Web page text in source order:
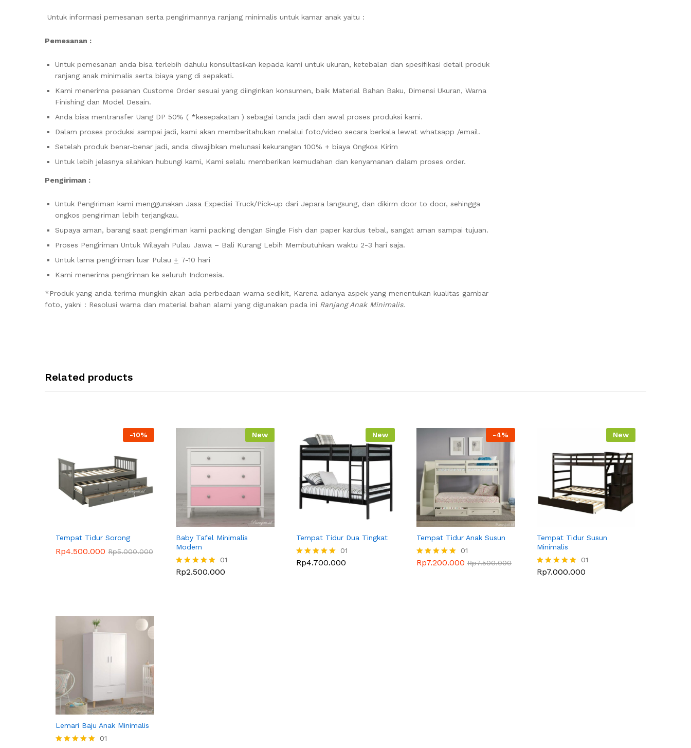
Untuk informasi pemesanan serta pengirimannya ranjang minimalis untuk kamar anak yaitu :
Pemesanan :
Untuk pemesanan anda bisa terlebih dahulu konsultasikan kepada kami untuk ukuran, ketebalan dan spesifikasi detail produk
ranjang anak minimalis serta biaya yang di sepakati.
Kami menerima pesanan Custome Order sesuai yang diinginkan konsumen, baik Material Bahan Baku, Dimensi Ukuran, Warna
Finishing dan Model Desain.
Anda bisa mentransfer Uang DP 50% ( *kesepakatan ) sebagai tanda jadi dan awal proses produksi kami.
Dalam proses produksi sampai jadi, kami akan memberitahukan melalui foto/video secara berkala lewat whatsapp /email.
Setelah produk benar-benar jadi, anda diwajibkan melunasi kekurangan 100% + biaya Ongkos Kirim
Untuk lebih jelasnya silahkan hubungi kami, Kami selalu memberikan kemudahan dan kenyamanan dalam proses order.
Pengiriman :
Untuk Pengiriman kami menggunakan Jasa Expedisi Truck/Pick-up dari Jepara langsung, dan dikirm door to door, sehingga
ongkos pengiriman lebih terjangkau.
Supaya aman, barang saat pengiriman kami packing dengan Single Fish dan paper kardus tebal, sangat aman sampai tujuan.
Proses Pengiriman Untuk Wilayah Pulau Jawa – Bali Kurang Lebih Membutuhkan waktu 2-3 hari saja.
Untuk lama pengiriman luar Pulau + 7-10 hari
Kami menerima pengiriman ke seluruh Indonesia.
*Produk yang anda terima mungkin akan ada perbedaan warna sedikit, Karena adanya aspek yang menentukan kualitas gambar
foto, yakni : Resolusi warna dan material bahan alami yang digunakan pada ini Ranjang Anak Minimalis.
Related products
-10%
Tempat Tidur Sorong
Rp4.500.000 Rp5.000.000
New
Baby Tafel Minimalis
Modern
Dinilai
01
Rp2.500.000
New
Tempat Tidur Dua Tingkat
Dinilai
01
Rp4.700.000
-4%
Tempat Tidur Anak Susun
Dinilai
01
Rp7.200.000 Rp7.500.000
New
Tempat Tidur Susun
Minimalis
Dinilai
01
Rp7.000.000
Lemari Baju Anak Minimalis
01